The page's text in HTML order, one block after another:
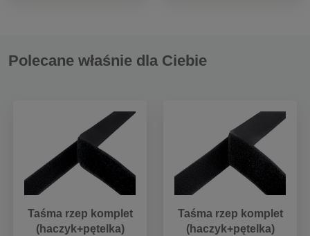
Polecane właśnie dla Ciebie
Taśma rzep komplet
(haczyk+pętelka)
Taśma rzep komplet
(haczyk+pętelka)